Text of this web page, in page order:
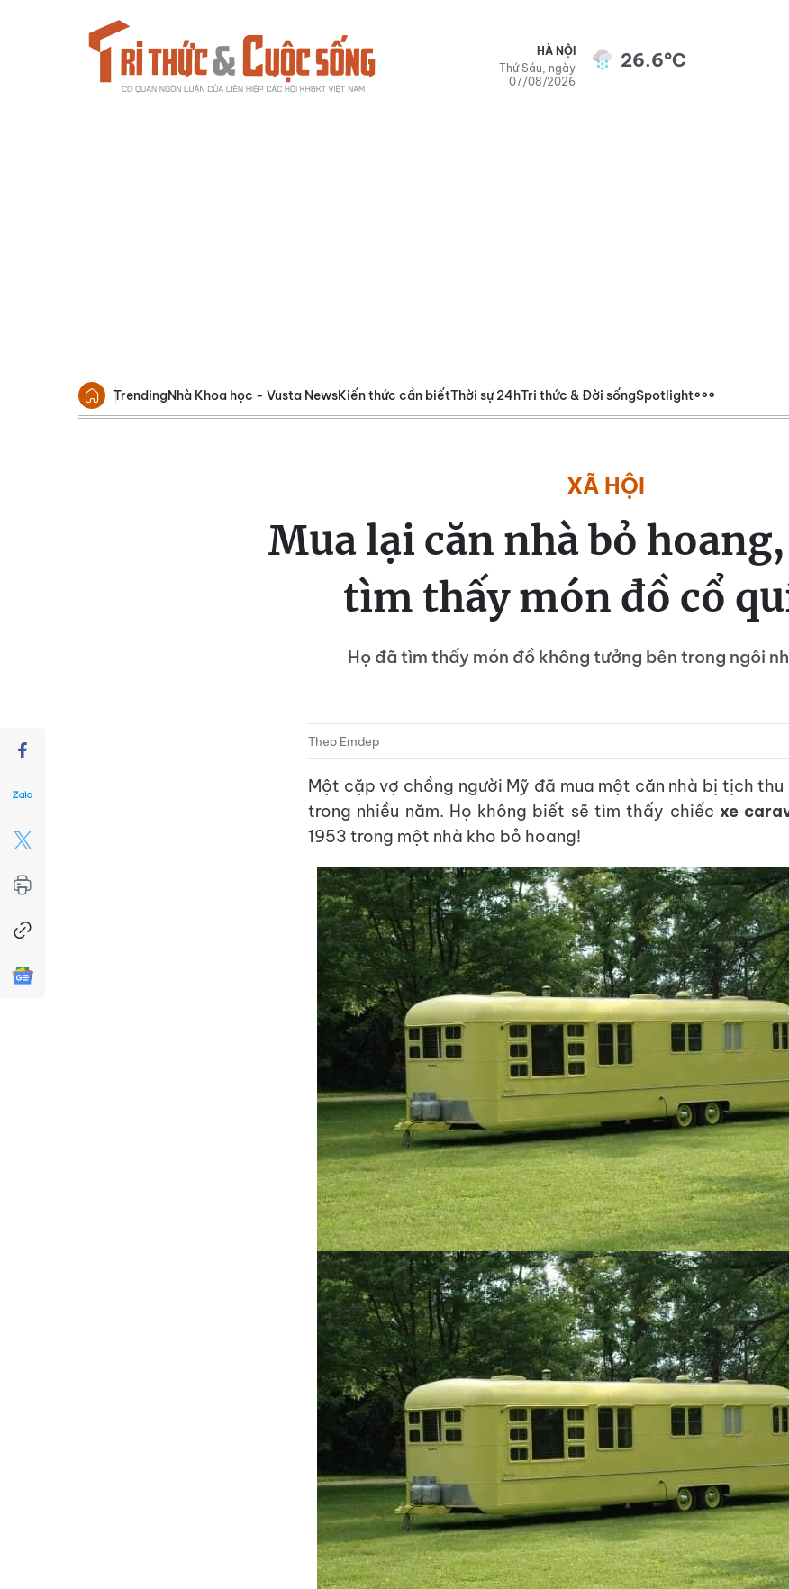
HÀ NỘI
Thứ Sáu, ngày
07/08/2026
26.6°C
TrendingNhà Khoa học - Vusta NewsKiến thức cần biếtThời sự 24hTri thức & Đời sốngSpotlight
XÃ HỘI
Mua lại căn nhà bỏ
tìm thấy món đồ cổ
Họ đã tìm thấy món đồ không tưởng bên trong ngôi
Theo Emdep
Một cặp vợ chồng người Mỹ đã mua một căn nhà bị tịch
trong nhiều năm. Họ không biết sẽ tìm thấy chiếc xe
1953 trong một nhà kho bỏ hoang!